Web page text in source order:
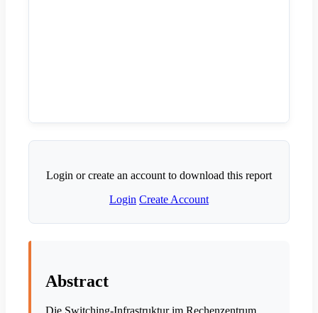
Login or create an account to download this report
Login Create Account
Abstract